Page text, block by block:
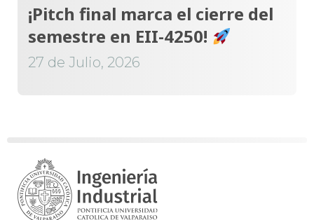
¡Pitch final marca el cierre del
semestre en EII-4250!
27 de Julio, 2026